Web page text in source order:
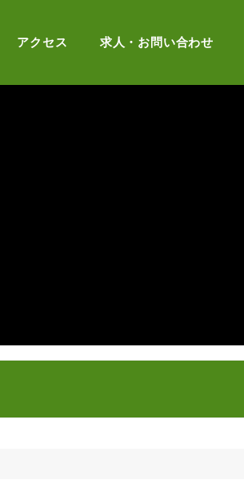
アクセス 求人・お問い合わせ